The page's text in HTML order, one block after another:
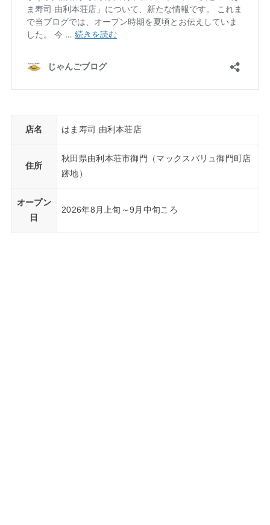
店名 はま寿司 由利本荘店
住所
秋田県由利本荘市御門（マックスバリュ御門町店
跡地）
オープン
日
2026年8月上旬～9月中旬ころ